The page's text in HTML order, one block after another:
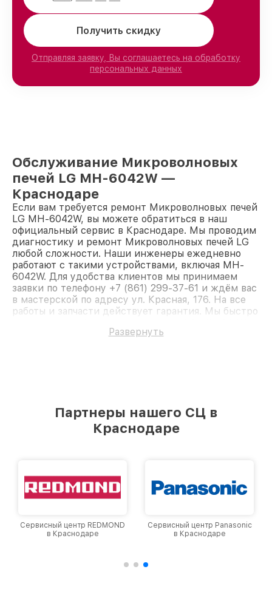
Получить скидку
Отправляя заявку, Вы соглашаетесь на обработку
персональных данных
Обслуживание Микроволновых
печей LG MH-6042W —
Краснодаре
Если вам требуется ремонт Микроволновых печей
LG MH-6042W, вы можете обратиться в наш
официальный сервис в Краснодаре. Мы проводим
диагностику и ремонт Микроволновых печей LG
любой сложности. Наши инженеры ежедневно
работают с такими устройствами, включая MH-
6042W. Для удобства клиентов мы принимаем
заявки по телефону +7 (861) 299-37-61 и ждём вас
в мастерской по адресу ул. Красная, 176. На все
работы и запчасти действует гарантия. Мы быстро
Развернуть
Партнеры нашего СЦ в
Краснодаре
Сервисный центр REDMOND
в Краснодаре
Сервисный центр Panasonic
в Краснодаре